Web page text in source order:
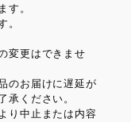
す。
。
変更はできませ
のお届けに遅延が
承ください。
り中止または内容